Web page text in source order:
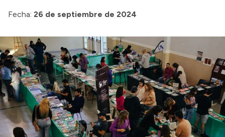
Fecha: 26 de septiembre de 2024